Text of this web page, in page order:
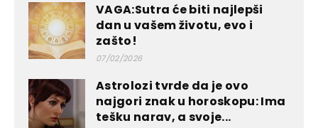
VAGA:Sutra će biti najlepši
dan u vašem životu, evo i
zašto!
07/02/2026
Astrolozi tvrde da je ovo
najgori znak u horoskopu: Ima
tešku narav, a svoje...